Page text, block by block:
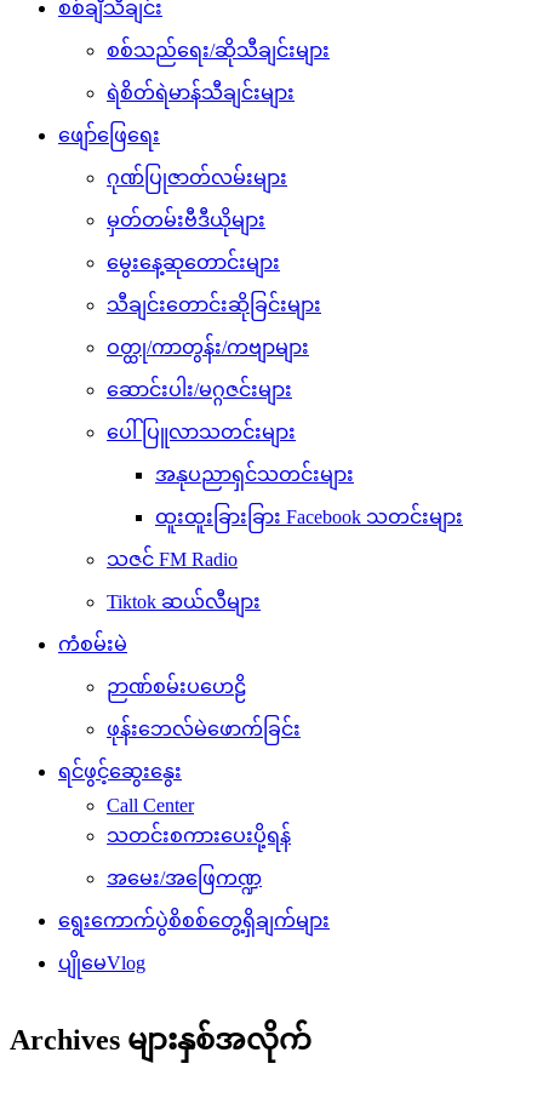
စစ်ချီသီချင်း
စစ်သည်ရေး/ဆိုသီချင်းများ
ရဲစိတ်ရဲမာန်သီချင်းများ
ဖျော်ဖြေရေး
ဂုဏ်ပြုဇာတ်လမ်းများ
မှတ်တမ်းဗီဒီယိုများ
မွေးနေ့ဆုတောင်းများ
သီချင်းတောင်းဆိုခြင်းများ
ဝတ္ထု/ကာတွန်း/ကဗျာများ
ဆောင်းပါး/မဂ္ဂဇင်းများ
ပေါ်ပြူလာသတင်းများ
အနုပညာရှင်သတင်းများ
ထူးထူးခြားခြား Facebook သတင်းများ
သဇင် FM Radio
Tiktok ဆယ်လီများ
ကံစမ်းမဲ
ဉာဏ်စမ်းပဟေဠိ
ဖုန်းဘေလ်မဲဖောက်ခြင်း
ရင်ဖွင့်ဆွေးနွေး
Call Center
သတင်းစကားပေးပို့ရန်
အမေး/အဖြေကဏ္ဍ
ရွေးကောက်ပွဲစိစစ်တွေ့ရှိချက်များ
ပျိုမေVlog
Archives များနှစ်အလိုက်